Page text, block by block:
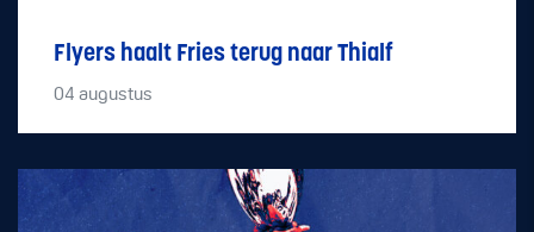
Flyers haalt Fries terug naar Thialf
04 augustus